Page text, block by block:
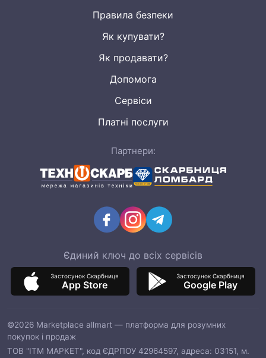
Правила безпеки
Як купувати?
Як продавати?
Допомога
Сервіси
Платні послуги
Партнери:
Єдиний ключ до всіх сервісів
Застосунок Скарбниця
App Store
Застосунок Скарбниця
Google Play
©2026 Marketplace allmart — платформа для розумних
покупок і продаж
ТОВ "ІТМ МАРКЕТ", код ЄДРПОУ 42964597, адреса: 03151, м.